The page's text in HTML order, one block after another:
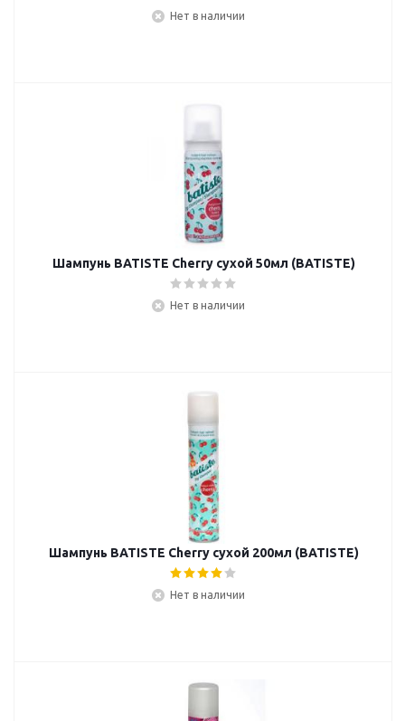
Нет в наличии
Шампунь BATISTE Cherry сухой 50мл (BATISTE)
Нет в наличии
Шампунь BATISTE Cherry сухой 200мл (BATISTE)
Нет в наличии